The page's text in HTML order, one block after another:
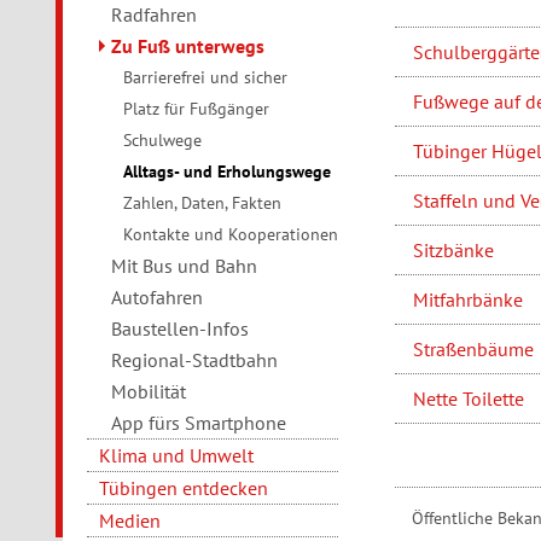
Radfahren
Zu Fuß unterwegs
Barrierefrei und sicher
Platz für Fußgänger
Schulwege
Alltags- und Erholungswege
Zahlen, Daten, Fakten
Kontakte und Kooperationen
Mit Bus und Bahn
Autofahren
Baustellen-Infos
Regional-Stadtbahn
Mobilität
App fürs Smartphone
Klima und Umwelt
Tübingen entdecken
Medien
Fußwege auf
Tübinger
Staffeln und
Sitzbänke
Mitfahrbänke
Straßenbäume
Nette Toilette
Öffentliche